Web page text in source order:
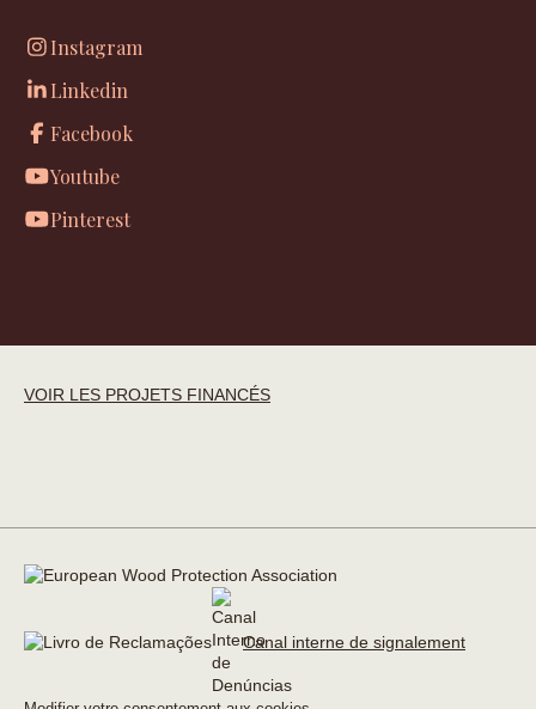
Instagram
Linkedin
Facebook
Youtube
Pinterest
VOIR LES PROJETS FINANCÉS
Canal interne de signalement